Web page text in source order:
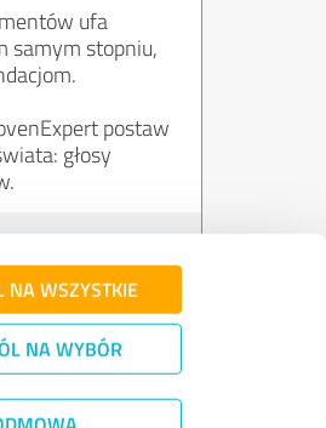
NA WSZYSTKIE
NA WYBÓR
ufa
samym stopniu,
postaw
głosy
darmo
prywatności